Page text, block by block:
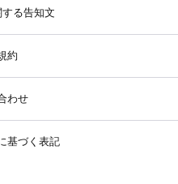
る告知文
約
わせ
基づく表記